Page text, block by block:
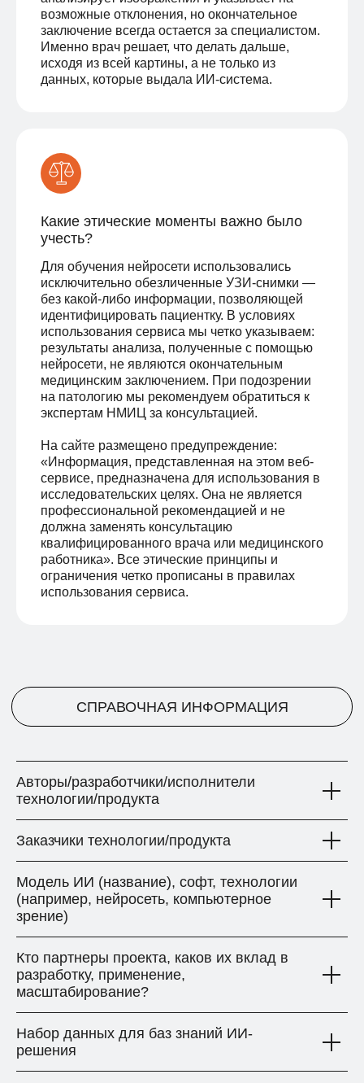
возможные отклонения, но окончательное
заключение всегда остается за специалистом.
Именно врач решает, что делать дальше,
исходя из всей картины, а не только из
данных, которые выдала ИИ-система.
Какие этические моменты важно было
учесть?
Для обучения нейросети использовались
исключительно обезличенные УЗИ-снимки —
без какой-либо информации, позволяющей
идентифицировать пациентку. В условиях
использования сервиса мы четко указываем:
результаты анализа, полученные с помощью
нейросети, не являются окончательным
медицинским заключением. При подозрении
на патологию мы рекомендуем обратиться к
экспертам НМИЦ за консультацией.
На сайте размещено предупреждение:
«Информация, представленная на этом веб-
сервисе, предназначена для использования в
исследовательских целях. Она не является
профессиональной рекомендацией и не
должна заменять консультацию
квалифицированного врача или медицинского
работника». Все этические принципы и
ограничения четко прописаны в правилах
использования сервиса.
Авторы/разработчики/исполнители
технологии/продукта
Заказчики технологии/продукта
Модель ИИ (название), софт, технологии
(например, нейросеть, компьютерное
зрение)
Кто партнеры проекта, каков их вклад в
разработку, применение,
масштабирование?
Набор данных для баз знаний ИИ-
решения